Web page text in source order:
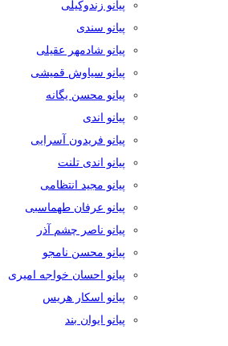
پیانو زندوکیلی
پیانو سندی
پیانو شادمهر عقیلی
پیانو سیاوش قمیشی
پیانو محسن یگانه
پیانو اندی
پیانو فریدون آسرایی
پیانو اندی تلنت
پیانو مجید انتظامی
پیانو عرفان طهماسبی
پیانو ناصر چشم آذر
پیانو محسن نامجو
پیانو احسان خواجه امیری
پیانو اسکار هریس
پیانو ایوان بند